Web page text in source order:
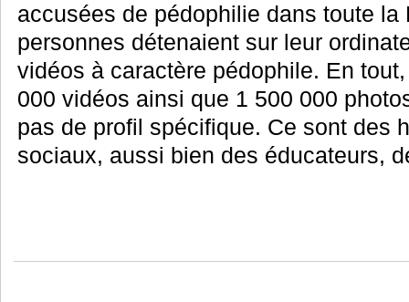
accusées de pédophilie dans toute la
personnes détenaient sur leur
vidéos à caractère pédophile. En
000 vidéos ainsi que 1 500 000
pas de profil spécifique. Ce sont des
sociaux, aussi bien des éducateurs,